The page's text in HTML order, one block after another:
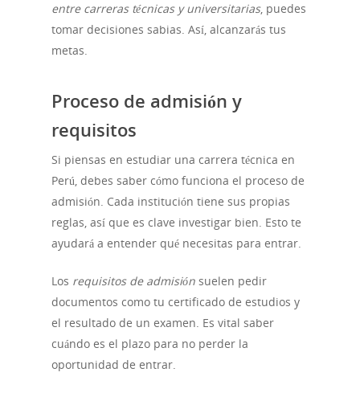
entre carreras técnicas y universitarias, puedes
tomar decisiones sabias. Así, alcanzarás tus
metas.
Proceso de admisión y
requisitos
Si piensas en estudiar una carrera técnica en
Perú, debes saber cómo funciona el proceso de
admisión. Cada institución tiene sus propias
reglas, así que es clave investigar bien. Esto te
ayudará a entender qué necesitas para entrar.
Los requisitos de admisión suelen pedir
documentos como tu certificado de estudios y
el resultado de un examen. Es vital saber
cuándo es el plazo para no perder la
oportunidad de entrar.